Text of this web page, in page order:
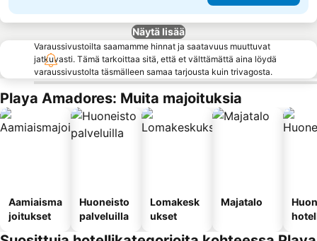
Näytä lisää
Varaussivustoilta saamamme hinnat ja saatavuus muuttuvat
jatkuvasti. Tämä tarkoittaa sitä, että et välttämättä aina löydä
varaussivustolta täsmälleen samaa tarjousta kuin trivagosta.
Playa Amadores: Muita majoituksia
Aamiaisma
joitukset
Huoneisto
palveluilla
Lomakesk
ukset
Majatalo